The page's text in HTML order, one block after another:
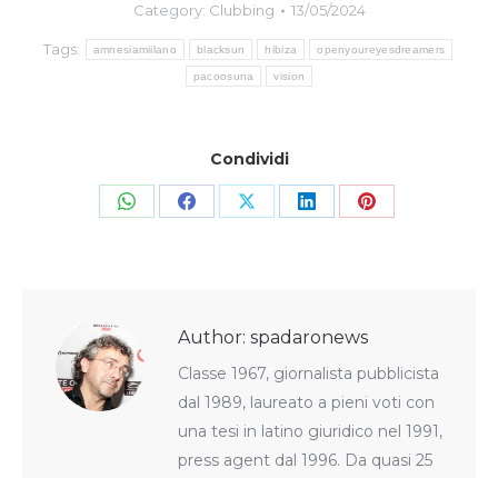
Category: Clubbing 13/05/2024
Tags: amnesiamiilano blacksun hibiza openyoureyesdreamers
pacoosuna vision
Condividi
Share Share Share Share Share
Author: spadaronews
Classe 1967, giornalista pubblicista
dal 1989, laureato a pieni voti con
una tesi in latino giuridico nel 1991,
press agent dal 1996. Da quasi 25